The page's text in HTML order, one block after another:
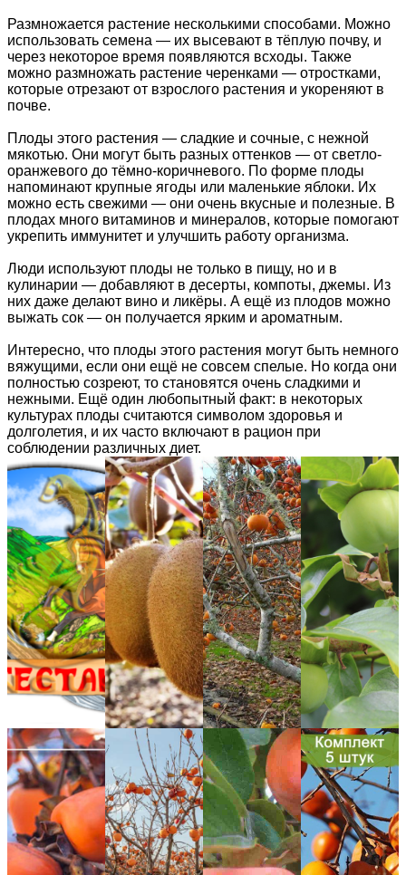
Размножается растение несколькими способами. Можно
использовать семена — их высевают в тёплую почву, и
через некоторое время появляются всходы. Также
можно размножать растение черенками — отростками,
которые отрезают от взрослого растения и укореняют в
почве.
Плоды этого растения — сладкие и сочные, с нежной
мякотью. Они могут быть разных оттенков — от светло-
оранжевого до тёмно-коричневого. По форме плоды
напоминают крупные ягоды или маленькие яблоки. Их
можно есть свежими — они очень вкусные и полезные. В
плодах много витаминов и минералов, которые помогают
укрепить иммунитет и улучшить работу организма.
Люди используют плоды не только в пищу, но и в
кулинарии — добавляют в десерты, компоты, джемы. Из
них даже делают вино и ликёры. А ещё из плодов можно
выжать сок — он получается ярким и ароматным.
Интересно, что плоды этого растения могут быть немного
вяжущими, если они ещё не совсем спелые. Но когда они
полностью созреют, то становятся очень сладкими и
нежными. Ещё один любопытный факт: в некоторых
культурах плоды считаются символом здоровья и
долголетия, и их часто включают в рацион при
соблюдении различных диет.